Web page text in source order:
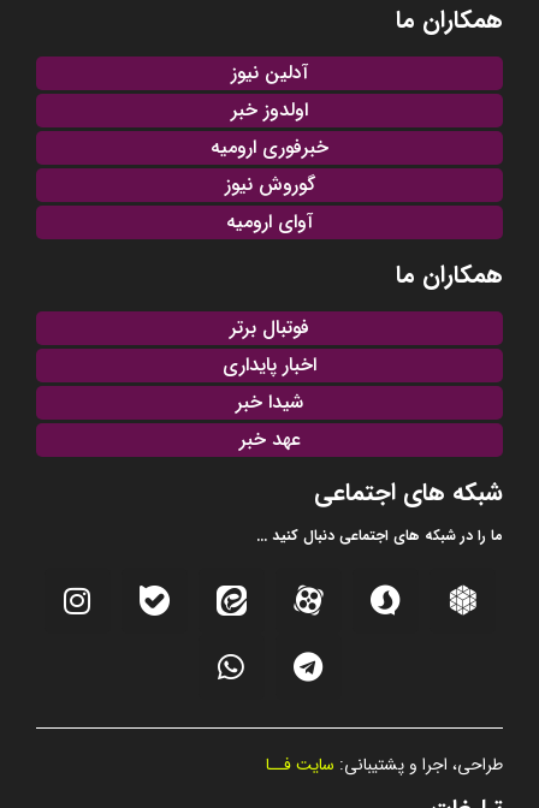
همکاران ما
آدلین نیوز
اولدوز خبر
خبرفوری ارومیه
گوروش نیوز
آوای ارومیه
همکاران ما
فوتبال برتر
اخبار پایداری
شیدا خبر
عهد خبر
شبکه های اجتماعی
ما را در شبکه های اجتماعی دنبال کنید ...
طراحی، اجرا و پشتیبانی: سایت فــا